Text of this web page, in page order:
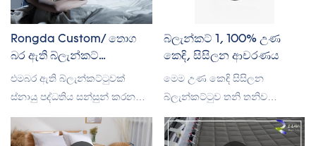
Rongda Custom/ තොග
බර ඇති බ්ලැන්කට්
නිෂ්පාදකයා
එමබර ඇති බ්ලැන්කට්ටුවක්
ස්නායු පද්ධතිය සන්සුන් කරන
අතර ගැඹුරු ස්පර්ශ පීඩන
උත්තේජනයක් හරහා සන්සුන් හා
බ්ලැන්කට් 1, 100% උණ
කෙඳි, සිසිලන ආචරණය
මෙම උණ කෙඳි සිසිලන
බ්ලැන්කට්ටුව තනි තනිව
විකුණනු ලැබේ. ආවරණය 100%
උණ කෙඳි වලින් සාදා ඇති අතර